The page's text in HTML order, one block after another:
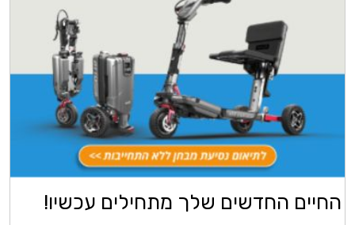
החיים החדשים שלך מתחילים עכשיו!